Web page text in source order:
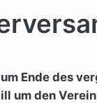
Ende des
um den Verein